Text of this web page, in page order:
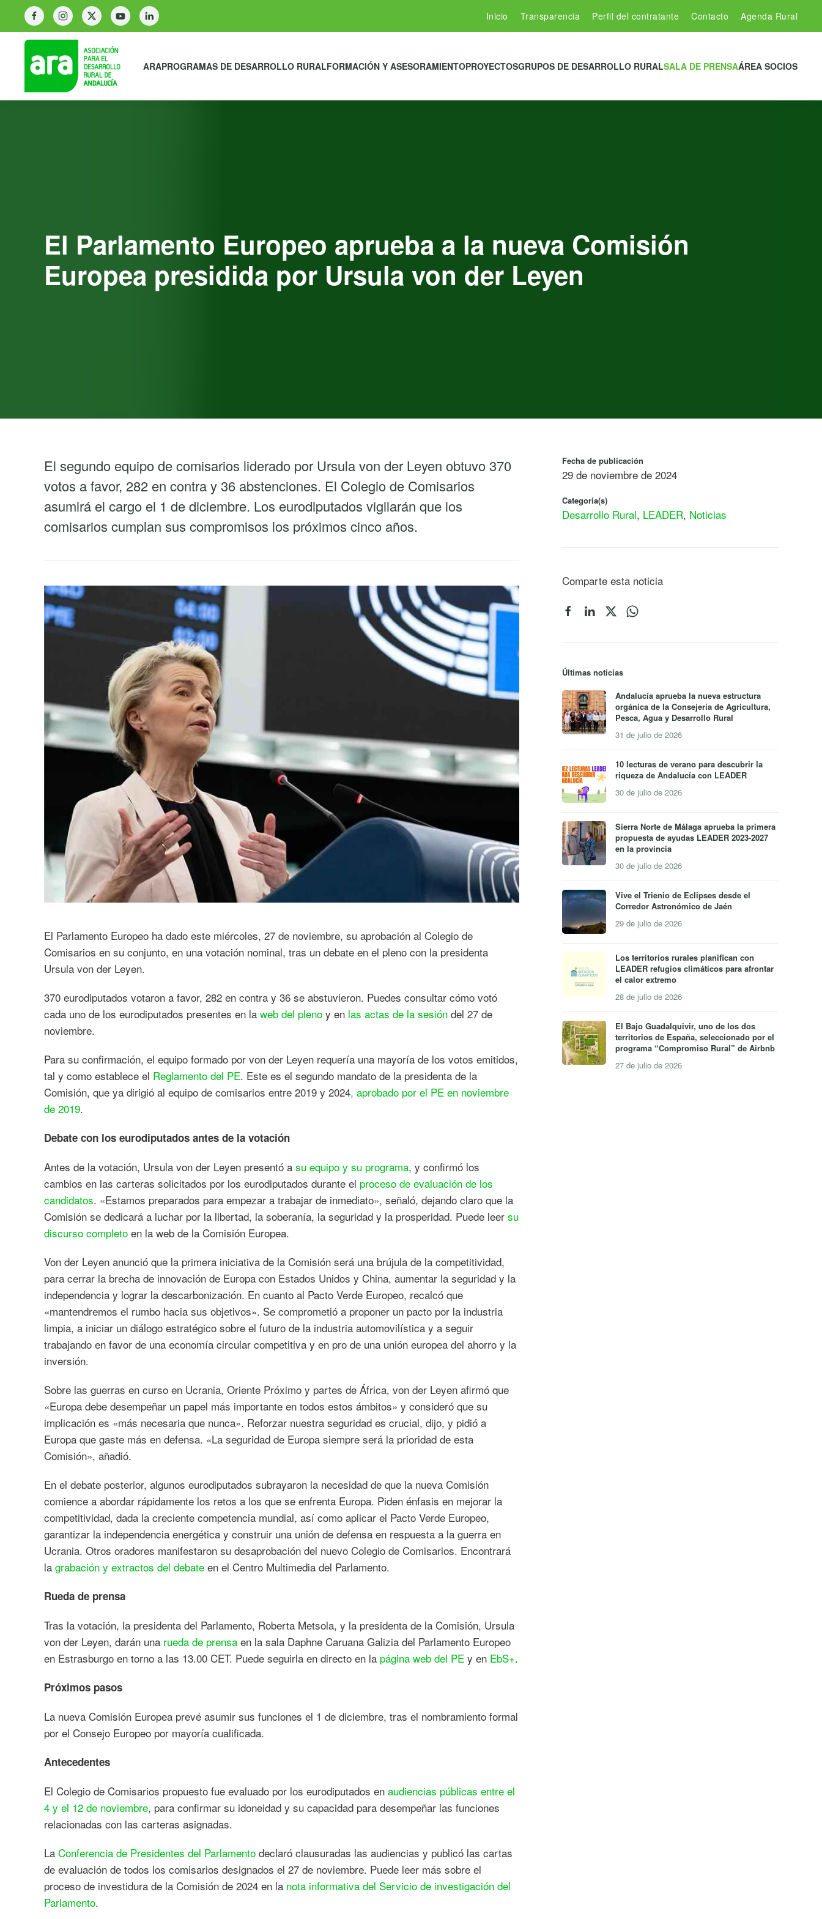
Inicio Transparencia Perfil del contratante Contacto Agenda Rural
ARAPROGRAMAS DE DESARROLLO RURALFORMACIÓN Y ASESORAMIENTOPROYECTOSGRUPOS DE DESARROLLO RURALSALA DE PRENSAÁREA SOCIOS
El Parlamento Europeo aprueba a la nueva Comisión
Europea presidida por Ursula von der Leyen
El segundo equipo de comisarios liderado por Ursula von der Leyen obtuvo 370
votos a favor, 282 en contra y 36 abstenciones. El Colegio de Comisarios
asumirá el cargo el 1 de diciembre. Los eurodiputados vigilarán que los
comisarios cumplan sus compromisos los próximos cinco años.
El Parlamento Europeo ha dado este miércoles, 27 de noviembre, su aprobación al Colegio de
Comisarios en su conjunto, en una votación nominal, tras un debate en el pleno con la presidenta
Ursula von der Leyen.
370 eurodiputados votaron a favor, 282 en contra y 36 se abstuvieron. Puedes consultar cómo votó
cada uno de los eurodiputados presentes en la web del pleno y en las actas de la sesión del 27 de
noviembre.
Para su confirmación, el equipo formado por von der Leyen requería una mayoría de los votos emitidos,
tal y como establece el Reglamento del PE. Este es el segundo mandato de la presidenta de la
Comisión, que ya dirigió al equipo de comisarios entre 2019 y 2024, aprobado por el PE en noviembre
de 2019.
Debate con los eurodiputados antes de la votación
Antes de la votación, Ursula von der Leyen presentó a su equipo y su programa, y confirmó los
cambios en las carteras solicitados por los eurodiputados durante el proceso de evaluación de los
candidatos. «Estamos preparados para empezar a trabajar de inmediato», señaló, dejando claro que la
Comisión se dedicará a luchar por la libertad, la soberanía, la seguridad y la prosperidad. Puede leer su
discurso completo en la web de la Comisión Europea.
Von der Leyen anunció que la primera iniciativa de la Comisión será una brújula de la competitividad,
para cerrar la brecha de innovación de Europa con Estados Unidos y China, aumentar la seguridad y la
independencia y lograr la descarbonización. En cuanto al Pacto Verde Europeo, recalcó que
«mantendremos el rumbo hacia sus objetivos». Se comprometió a proponer un pacto por la industria
limpia, a iniciar un diálogo estratégico sobre el futuro de la industria automovilística y a seguir
trabajando en favor de una economía circular competitiva y en pro de una unión europea del ahorro y la
inversión.
Sobre las guerras en curso en Ucrania, Oriente Próximo y partes de África, von der Leyen afirmó que
«Europa debe desempeñar un papel más importante en todos estos ámbitos» y consideró que su
implicación es «más necesaria que nunca». Reforzar nuestra seguridad es crucial, dijo, y pidió a
Europa que gaste más en defensa. «La seguridad de Europa siempre será la prioridad de esta
Comisión», añadió.
En el debate posterior, algunos eurodiputados subrayaron la necesidad de que la nueva Comisión
comience a abordar rápidamente los retos a los que se enfrenta Europa. Piden énfasis en mejorar la
competitividad, dada la creciente competencia mundial, así como aplicar el Pacto Verde Europeo,
garantizar la independencia energética y construir una unión de defensa en respuesta a la guerra en
Ucrania. Otros oradores manifestaron su desaprobación del nuevo Colegio de Comisarios. Encontrará
la grabación y extractos del debate en el Centro Multimedia del Parlamento.
Rueda de prensa
Tras la votación, la presidenta del Parlamento, Roberta Metsola, y la presidenta de la Comisión, Ursula
von der Leyen, darán una rueda de prensa en la sala Daphne Caruana Galizia del Parlamento Europeo
en Estrasburgo en torno a las 13.00 CET. Puede seguirla en directo en la página web del PE y en EbS+.
Próximos pasos
La nueva Comisión Europea prevé asumir sus funciones el 1 de diciembre, tras el nombramiento formal
por el Consejo Europeo por mayoría cualificada.
Antecedentes
El Colegio de Comisarios propuesto fue evaluado por los eurodiputados en audiencias públicas entre el
4 y el 12 de noviembre, para confirmar su idoneidad y su capacidad para desempeñar las funciones
relacionadas con las carteras asignadas.
La Conferencia de Presidentes del Parlamento declaró clausuradas las audiencias y publicó las cartas
de evaluación de todos los comisarios designados el 27 de noviembre. Puede leer más sobre el
proceso de investidura de la Comisión de 2024 en la nota informativa del Servicio de investigación del
Parlamento.
Fecha de publicación
29 de noviembre de 2024
Categoría(s)
Desarrollo Rural, LEADER, Noticias
Comparte esta noticia
Últimas noticias
Andalucía aprueba la nueva estructura
orgánica de la Consejería de Agricultura,
Pesca, Agua y Desarrollo Rural
31 de julio de 2026
10 lecturas de verano para descubrir la
riqueza de Andalucía con LEADER
30 de julio de 2026
Sierra Norte de Málaga aprueba la primera
propuesta de ayudas LEADER 2023-2027
en la provincia
30 de julio de 2026
Vive el Trienio de Eclipses desde el
Corredor Astronómico de Jaén
29 de julio de 2026
Los territorios rurales planifican con
LEADER refugios climáticos para afrontar
el calor extremo
28 de julio de 2026
El Bajo Guadalquivir, uno de los dos
territorios de España, seleccionado por el
programa “Compromiso Rural” de Airbnb
27 de julio de 2026